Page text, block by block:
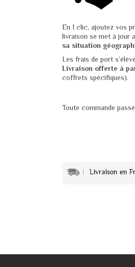
En 1 clic, ajoutez vos
livraison se met à jour
sa situation
Les frais de port
Livraison offerte à
coffrets spécifiques).
Toute commande